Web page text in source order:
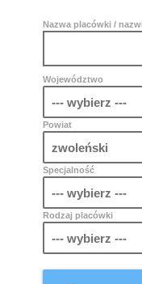
Nazwa placówki /
Województwo
Powiat
Specjalność
Rodzaj placówki